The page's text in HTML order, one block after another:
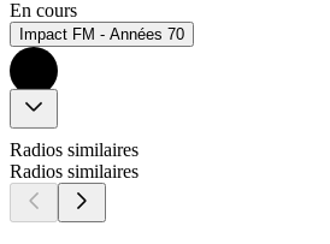
En cours
Impact FM - Années 70
Radios similaires
Radios similaires